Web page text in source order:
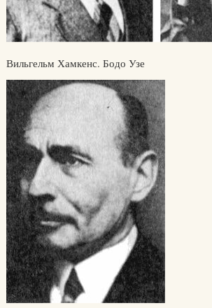
Вильгельм Хамкенс. Бодо Узе